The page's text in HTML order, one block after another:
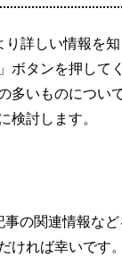
り詳しい情報を
ボタンを押して
多いものについ
検討します。
事の関連情報な
ければ幸いです